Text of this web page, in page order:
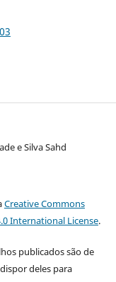
e Silva Sahd
Creative Commons
International License.
publicados são de
deles para